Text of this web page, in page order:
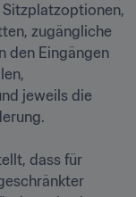
zugängliche
den Eingängen
jeweils die
dass für